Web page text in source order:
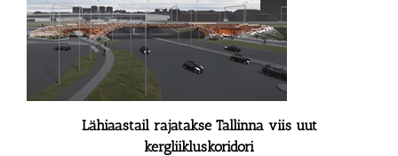
Lähiaastail rajatakse Tallinna viis uut
kergliikluskoridori